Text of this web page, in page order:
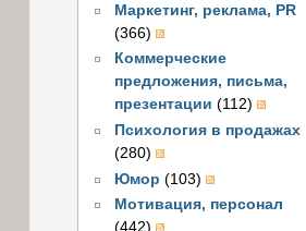
Маркетинг, реклама, PR
(366)
Коммерческие
предложения, письма,
презентации (112)
Психология в продажах
(280)
Юмор (103)
Мотивация, персонал
(442)